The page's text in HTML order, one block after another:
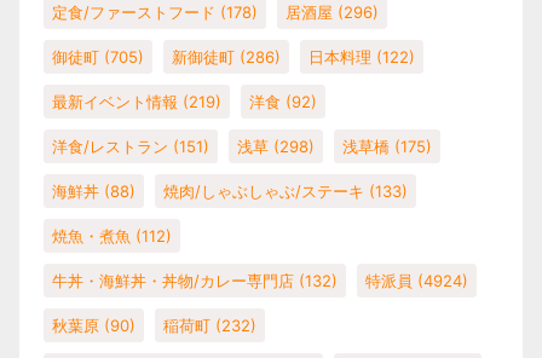
定食/ファーストフード (178) 居酒屋 (296)
御徒町 (705) 新御徒町 (286) 日本料理 (122)
最新イベント情報 (219) 洋食 (92)
洋食/レストラン (151) 浅草 (298) 浅草橋 (175)
海鮮丼 (88) 焼肉/しゃぶしゃぶ/ステーキ (133)
焼魚・煮魚 (112)
牛丼・海鮮丼・丼物/カレー専門店 (132) 特派員 (4924)
秋葉原 (90) 稲荷町 (232)